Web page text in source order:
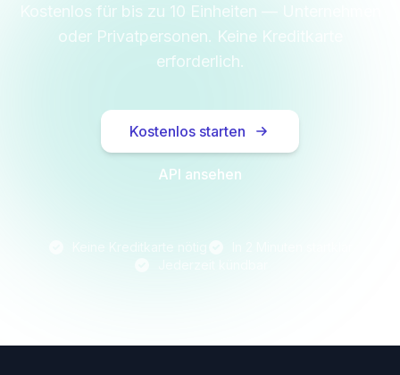
Kostenlos für bis zu 10 Einheiten — Unternehmen
oder Privatpersonen. Keine Kreditkarte
erforderlich.
Kostenlos starten
API ansehen